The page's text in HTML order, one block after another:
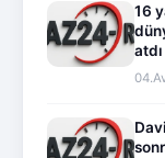
16
atdı